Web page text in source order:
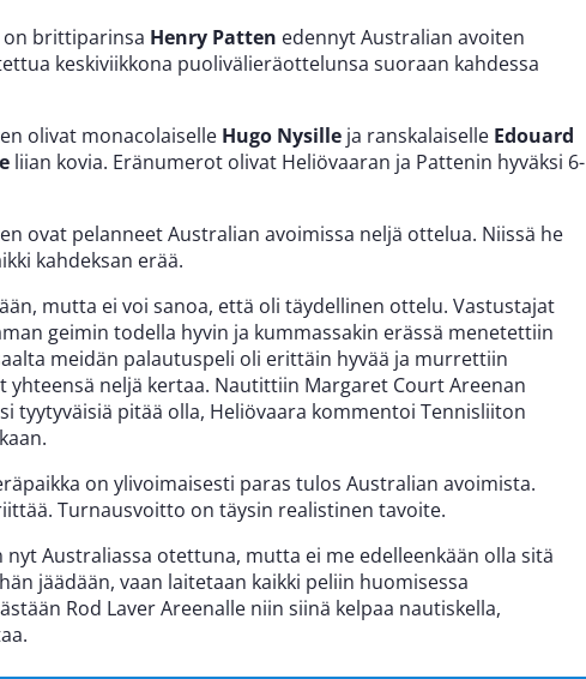
on brittiparinsa Henry Patten edennyt Australian avoiten
keskiviikkona puolivälieräottelunsa suoraan kahdessa
olivat monacolaiselle Hugo Nysille ja ranskalaiselle Edouard
liian kovia. Eränumerot olivat Heliövaaran ja Pattenin hyväksi 6-
ovat pelanneet Australian avoimissa neljä ottelua. Niissä he
kahdeksan erää.
mutta ei voi sanoa, että oli täydellinen ottelu. Vastustajat
geimin todella hyvin ja kummassakin erässä menetettiin
meidän palautuspeli oli erittäin hyvää ja murrettiin
yhteensä neljä kertaa. Nautittiin Margaret Court Areenan
tyytyväisiä pitää olla, Heliövaara kommentoi Tennisliiton
on ylivoimaisesti paras tulos Australian avoimista.
Turnausvoitto on täysin realistinen tavoite.
nyt Australiassa otettuna, mutta ei me edelleenkään olla sitä
jäädään, vaan laitetaan kaikki peliin huomisessa
Rod Laver Areenalle niin siinä kelpaa nautiskella,